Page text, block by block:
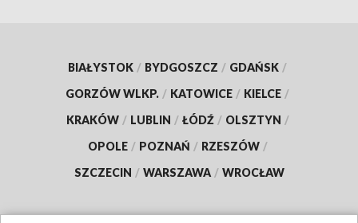
BIAŁYSTOK / BYDGOSZCZ / GDAŃSK /
GORZÓW WLKP. / KATOWICE / KIELCE /
KRAKÓW / LUBLIN / ŁÓDŹ / OLSZTYN /
OPOLE / POZNAŃ / RZESZÓW /
SZCZECIN / WARSZAWA / WROCŁAW